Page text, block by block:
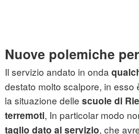
Nuove polemiche
Il servizio andato in onda
destato molto scalpore, in esso
la situazione delle scuole di
terremoti, In particolar modo
taglio dato al servizio, che